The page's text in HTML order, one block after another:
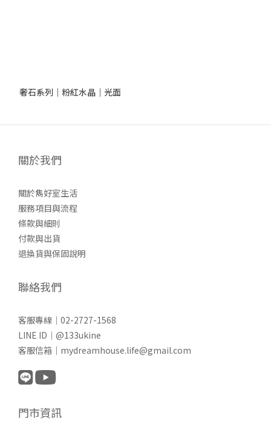
奢石系列｜粉紅水晶｜光面
關於我們
關於雋好室生活
服務項目與流程
條款與細則
付款與出貨
退換貨與保固說明
聯絡我們
客服專線｜02-2727-1568
LINE ID｜@133ukine
客服信箱｜mydreamhouse.life@gmail.com
門市資訊